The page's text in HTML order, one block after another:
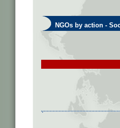
NGOs by action -